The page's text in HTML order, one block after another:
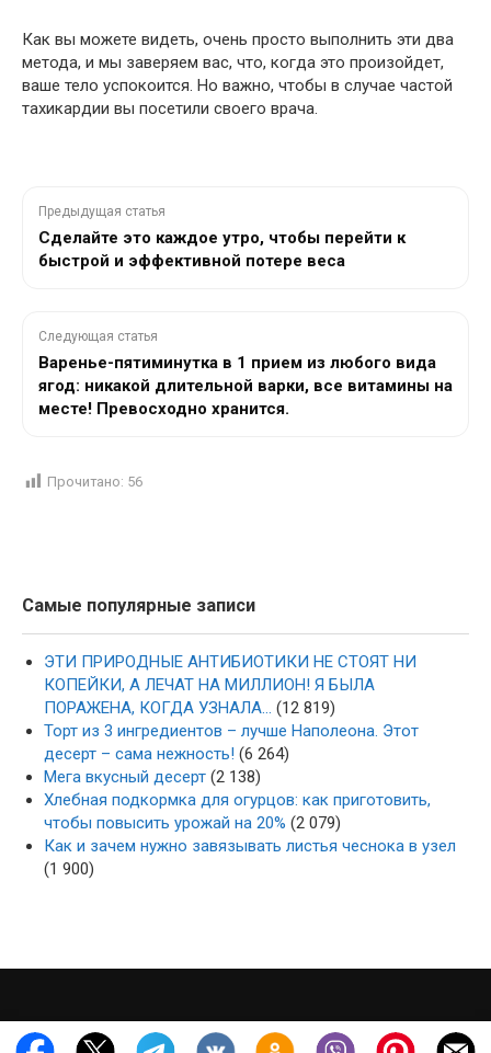
Как вы можете видеть, очень просто выполнить эти два
метода, и мы заверяем вас, что, когда это произойдет,
ваше тело успокоится. Но важно, чтобы в случае частой
тахикардии вы посетили своего врача.
Предыдущая статья
Сделайте это каждое утро, чтобы перейти к
быстрой и эффективной потере веса
Следующая статья
Варенье-пятиминутка в 1 прием из любого вида
ягод: никакой длительной варки, все витамины на
месте! Превосходно хранится.
Прочитано: 56
Самые популярные записи
ЭТИ ПРИРОДНЫЕ АНТИБИОТИКИ НЕ СТОЯТ НИ
КОПЕЙКИ, А ЛЕЧАТ НА МИЛЛИОН! Я БЫЛА
ПОРАЖЕНА, КОГДА УЗНАЛА… (12 819)
Торт из 3 ингредиентов – лучше Наполеона. Этот
десерт – сама нежность! (6 264)
Мега вкусный десерт (2 138)
Хлебная подкормка для огурцов: как приготовить,
чтобы повысить урожай на 20% (2 079)
Как и зачем нужно завязывать листья чеснока в узел
(1 900)
· 2022-2026 · mysad-zagotovka.ru ·Карта сайта